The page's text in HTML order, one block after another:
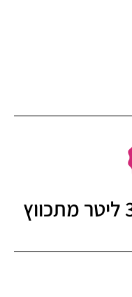
סל כביסה מתקפל 35 ליטר מתכווץ